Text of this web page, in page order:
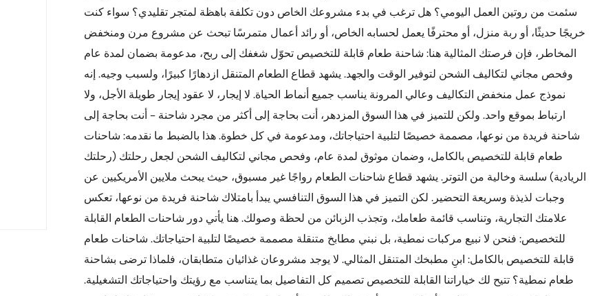
سئمت من روتين العمل اليومي؟ هل ترغب في بدء مشروعك الخاص دون تكلفة باهظة لمتجر تقليدي؟ سواء كنت
خريجًا حديثًا، أو ربة منزل، أو محترفًا يعمل لحسابه الخاص، أو رائد أعمال متمرسًا تبحث عن مشروع مرن ومنخفض
المخاطر، فإن فرصتك المثالية هنا: شاحنة طعام قابلة للتخصيص تحوّل شغفك إلى ربح، مدعومة بضمان لمدة عام
وفحص مجاني لتكاليف الشحن لتوفير الوقت والجهد. يشهد قطاع الطعام المتنقل ازدهارًا كبيرًا، ولسبب وجيه. إنه
نموذج عمل منخفض التكاليف وعالي المرونة يناسب جميع أنماط الحياة. لا إيجار، لا عقود إيجار طويلة الأجل، ولا
ارتباط بموقع واحد. ولكن للتميز في هذا السوق المزدهر، أنت بحاجة إلى أكثر من مجرد شاحنة - أنت بحاجة إلى
شاحنة فريدة من نوعها، مصممة خصيصًا لتلبية احتياجاتك، ومدعومة في كل خطوة. هذا بالضبط ما نقدمه: شاحنات
طعام قابلة للتخصيص بالكامل، وضمان موثوق لمدة عام، وفحص مجاني لتكاليف الشحن لجعل رحلتك (رحلتك
الريادية) سلسة وخالية من التوتر. يشهد قطاع شاحنات الطعام رواجًا غير مسبوق، حيث يبحث ملايين الأمريكيين عن
وجبات لذيذة وسريعة التحضير. لكن التميز في هذا السوق التنافسي يبدأ بامتلاك شاحنة فريدة من نوعها، تعكس
علامتك التجارية، وتناسب قائمة طعامك، وتجذب الزبائن من لحظة وصولك. هنا يأتي دور شاحنات الطعام القابلة
للتخصيص: فنحن لا نبيع مركبات نمطية، بل نبني مطابخ متنقلة مصممة خصيصًا لتلبية احتياجاتك. شاحنات طعام
قابلة للتخصيص بالكامل: ابنِ مطبخك المتنقل المثالي. لا يوجد مشروعان غذائيان متطابقان، فلماذا ترضى بشاحنة
طعام نمطية؟ تتيح لك خياراتنا القابلة للتخصيص تصميم كل التفاصيل بما يتناسب مع رؤيتك واحتياجاتك التشغيلية.